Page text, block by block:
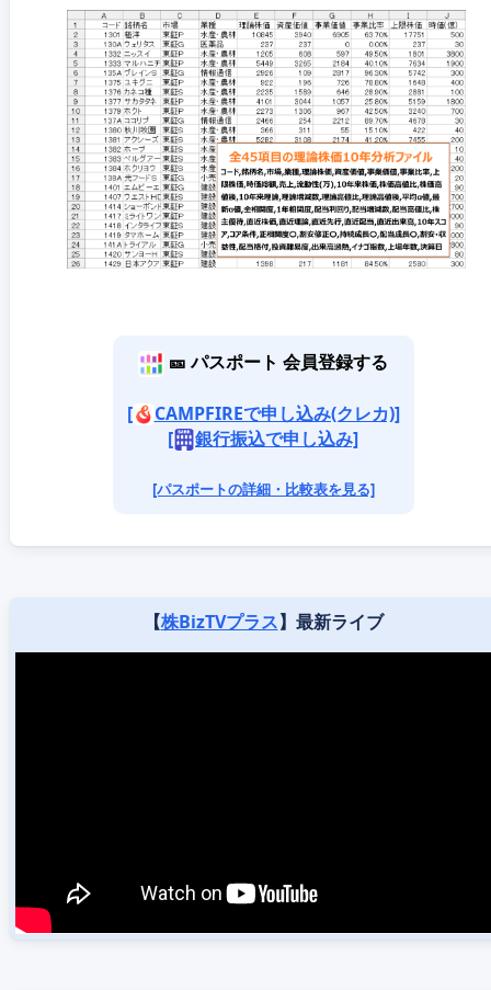
🎫 パスポート 会員登録する
[
CAMPFIREで申し込み(クレカ)]
[
銀行振込で申し込み]
[パスポートの詳細・比較表を見る]
【株BizTVプラス】最新ライブ